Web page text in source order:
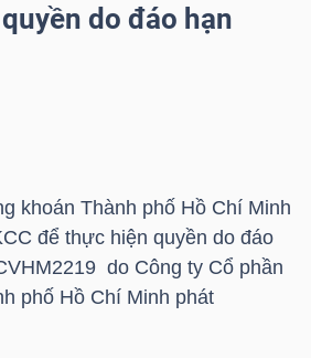
do đáo hạn
khoán Thành phố Hồ Chí Minh
để thực hiện quyền do đáo
do Công ty Cổ phần
phố Hồ Chí Minh phát